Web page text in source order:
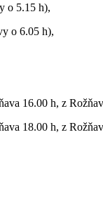
o 5.15 h),
o 6.05 h),
16.00 h, z
18.00 h, z